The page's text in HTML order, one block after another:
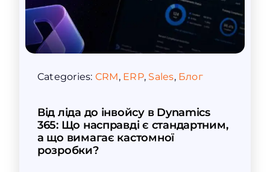
Categories: CRM, ERP, Sales, Блог
Від ліда до інвойсу в Dynamics
365: Що насправді є стандартним,
а що вимагає кастомної
розробки?